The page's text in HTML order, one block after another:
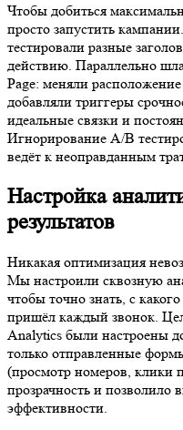
Чтобы добиться
просто запустить
тестировали разные
действию. Параллельно
Page: меняли
добавляли триггеры
идеальные связки и
Игнорирование A/B
ведёт к неоправданным
Настройка
результатов
Никакая оптимизация
Мы настроили сквозную
чтобы точно знать, с
пришёл каждый звонок.
Analytics были настроены
только отправленные
(просмотр номеров, клики
прозрачность и позволило
эффективности.